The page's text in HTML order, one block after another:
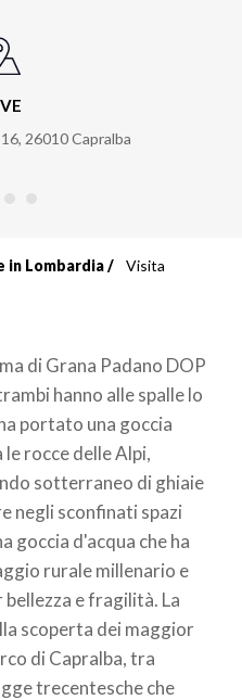
, 26010Capralba
in Lombardia
Visita
di Grana Padano DOP
hanno alle spalle lo
portato una goccia
rocce delle Alpi,
sotterraneo di ghiaie
negli sconfinati spazi
goccia d'acqua che ha
rurale millenario e
e fragilità. La
scoperta dei maggior
di Capralba, tra
trecentesche che